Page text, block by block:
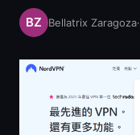
Bellatrix Zaragoza·